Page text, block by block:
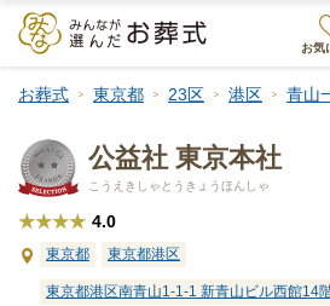
お気
お葬式 東京都 23区 港区 青山
公益社 東京本社
こうえきしゃとうきょうほんしゃ
★★★★ 4.0
東京都 東京都港区
東京都港区南青山1-1-1 新青山ビル西館14